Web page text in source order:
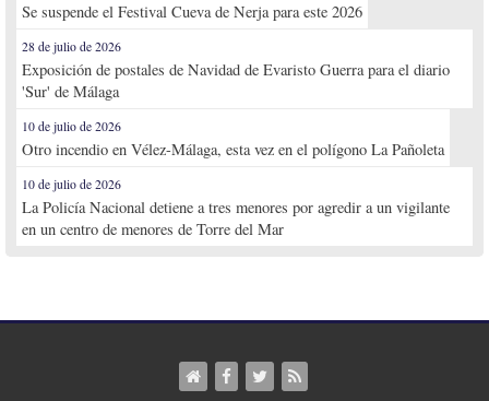
Se suspende el Festival Cueva de Nerja para este 2026
28 de julio de 2026
Exposición de postales de Navidad de Evaristo Guerra para el diario
'Sur' de Málaga
10 de julio de 2026
Otro incendio en Vélez-Málaga, esta vez en el polígono La Pañoleta
10 de julio de 2026
La Policía Nacional detiene a tres menores por agredir a un vigilante
en un centro de menores de Torre del Mar